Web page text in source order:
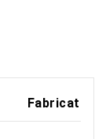
Fabrication